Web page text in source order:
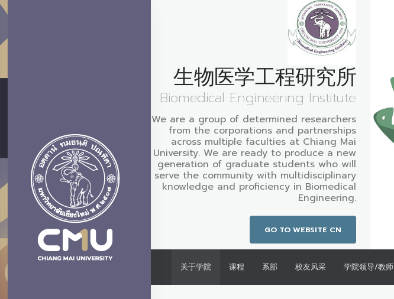
生物医学工程研究所
Biomedical Engineering Institute
We are a group of determined researchers
from the corporations and partnerships
across multiple faculties at Chiang Mai
University. We are ready to produce a new
generation of graduate students who will
serve the community with multidisciplinary
knowledge and proficiency in Biomedical
Engineering.
GO TO WEBSITE CN
关于学院 课程 系部 校友风采 学院领导/教师